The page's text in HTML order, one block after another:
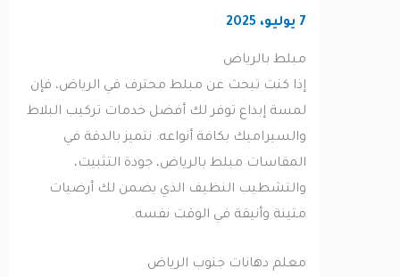
مبلط بالرياض
إذا كنت تبحث عن مبلط محترف في الرياض، فإن
لمسة إبداع توفر لك أفضل خدمات تركيب البلاط
والسيراميك بكافة أنواعه. نتميز بالدقة في
المقاسات مبلط بالرياض، جودة التثبيت،
والتشطيب النظيف الذي يضمن لك أرضيات
متينة وأنيقة في الوقت نفسه.
معلم دهانات جنوب الرياض